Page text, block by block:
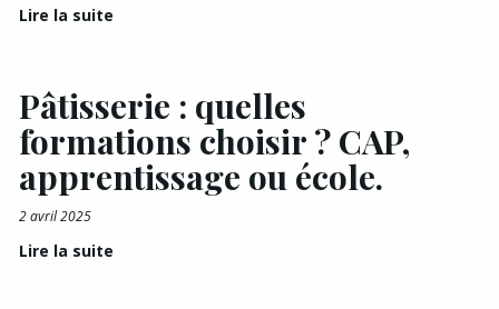
Lire la suite
Pâtisserie : quelles
formations choisir ? CAP,
apprentissage ou école.
2 avril 2025
Lire la suite